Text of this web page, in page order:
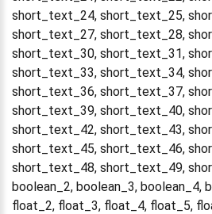
short_text_24, short_text_25,
short_text_27, short_text_28,
short_text_30, short_text_31,
short_text_33, short_text_34,
short_text_36, short_text_37,
short_text_39, short_text_40,
short_text_42, short_text_43,
short_text_45, short_text_46,
short_text_48, short_text_49,
boolean_2, boolean_3, boolean_4,
float_2, float_3, float_4, float_5,